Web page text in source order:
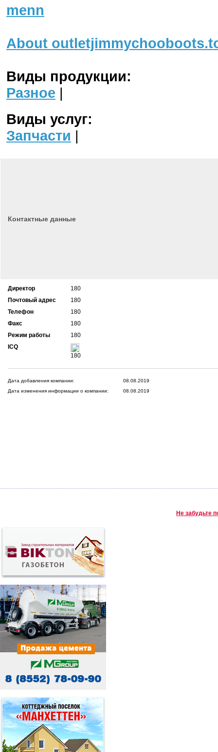
menn
About
Виды продукции:
Разное |
Виды услуг:
Запчасти |
Контактные данные
Директор
180
Почтовый адрес
180
Телефон
180
Факс
180
Режим работы
180
ICQ
180
Дата добавления компании:
08.08.2019
Дата изменения информации о компании:
08.08.2019
Не забудьте